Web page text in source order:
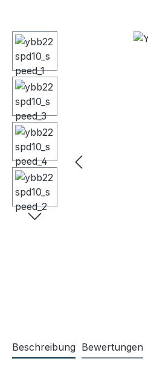
Bildergalerie überspringen
Beschreibung Bewertungen